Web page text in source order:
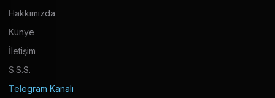
Hakkımızda
Künye
İletişim
S.S.S.
Telegram Kanalı